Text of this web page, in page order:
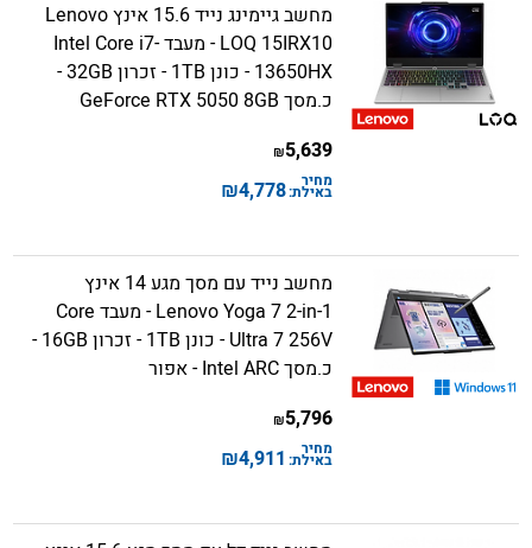
מחשב גיימינג נייד 15.6 אינץ Lenovo
LOQ 15IRX10 - מעבד Intel Core i7-
13650HX - כונן 1TB - זכרון 32GB -
כ.מסך GeForce RTX 5050 8GB
5,639
₪
מחיר
באילת:4,778
₪
מחשב נייד עם מסך מגע 14 אינץ
Lenovo Yoga 7 2-in-1 - מעבד Core
Ultra 7 256V - כונן 1TB - זכרון 16GB -
כ.מסך Intel ARC - אפור
5,796
₪
מחיר
באילת: 4,911
₪